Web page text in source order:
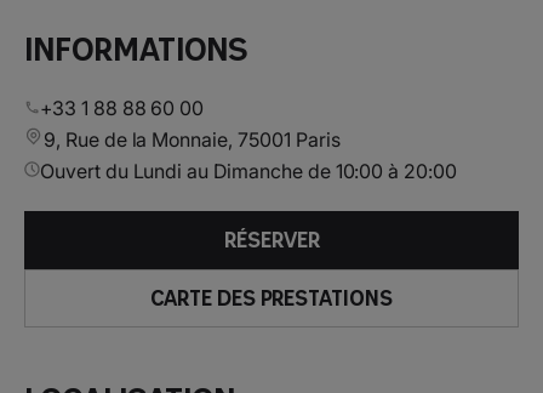
Informations
+33 1 88 88 60 00
9, Rue de la Monnaie, 75001 Paris
Ouvert du Lundi au Dimanche de 10:00 à 20:00
RÉSERVER
CARTE DES PRESTATIONS